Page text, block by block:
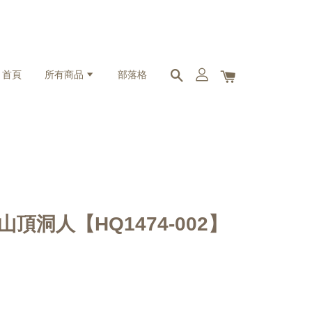
首頁 所有商品 部落格
頂洞人【HQ1474-002】